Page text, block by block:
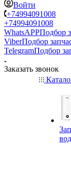
Войти
+74994091008
+74994091008
WhatsAPPПодбор
ViberПодбор
TelegramПодбор
Заказать звонок